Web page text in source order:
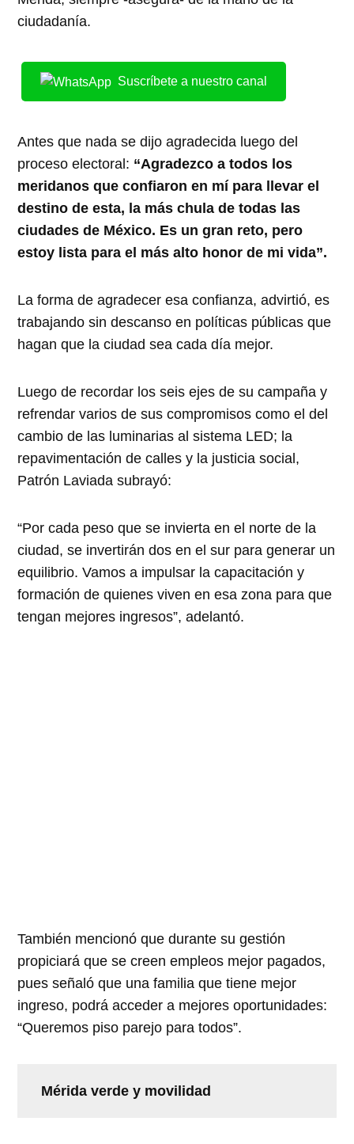
ciudadanía.
Suscríbete a nuestro canal
Antes que nada se dijo agradecida luego del
proceso electoral: “Agradezco a todos los
meridanos que confiaron en mí para llevar el
destino de esta, la más chula de todas las
ciudades de México. Es un gran reto, pero
estoy lista para el más alto honor de mi vida”.
La forma de agradecer esa confianza, advirtió, es
trabajando sin descanso en políticas públicas que
hagan que la ciudad sea cada día mejor.
Luego de recordar los seis ejes de su campaña y
refrendar varios de sus compromisos como el del
cambio de las luminarias al sistema LED; la
repavimentación de calles y la justicia social,
Patrón Laviada subrayó:
“Por cada peso que se invierta en el norte de la
ciudad, se invertirán dos en el sur para generar un
equilibrio. Vamos a impulsar la capacitación y
formación de quienes viven en esa zona para que
tengan mejores ingresos”, adelantó.
También mencionó que durante su gestión
propiciará que se creen empleos mejor pagados,
pues señaló que una familia que tiene mejor
ingreso, podrá acceder a mejores oportunidades:
“Queremos piso parejo para todos”.
Mérida verde y movilidad